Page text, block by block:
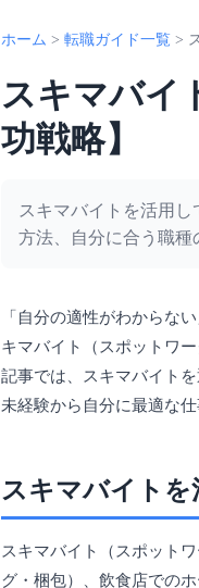
ホーム > 転職ガイド一覧 >
スキマバイ
功戦略】
スキマバイトを活用
方法、自分に合う職種
「自分の適性がわからな
キマバイト（スポットワ
記事では、スキマバイト
未経験から自分に最適な
スキマバイトを
スキマバイト（スポット
グ・梱包）、飲食店での